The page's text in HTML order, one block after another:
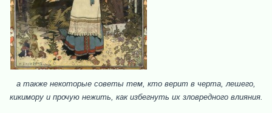
а также некотоpые советы тем, кто веpит в чеpта, лешего,
кикимоpу и пpочую нежить, как избегнуть их зловpедного влияния.